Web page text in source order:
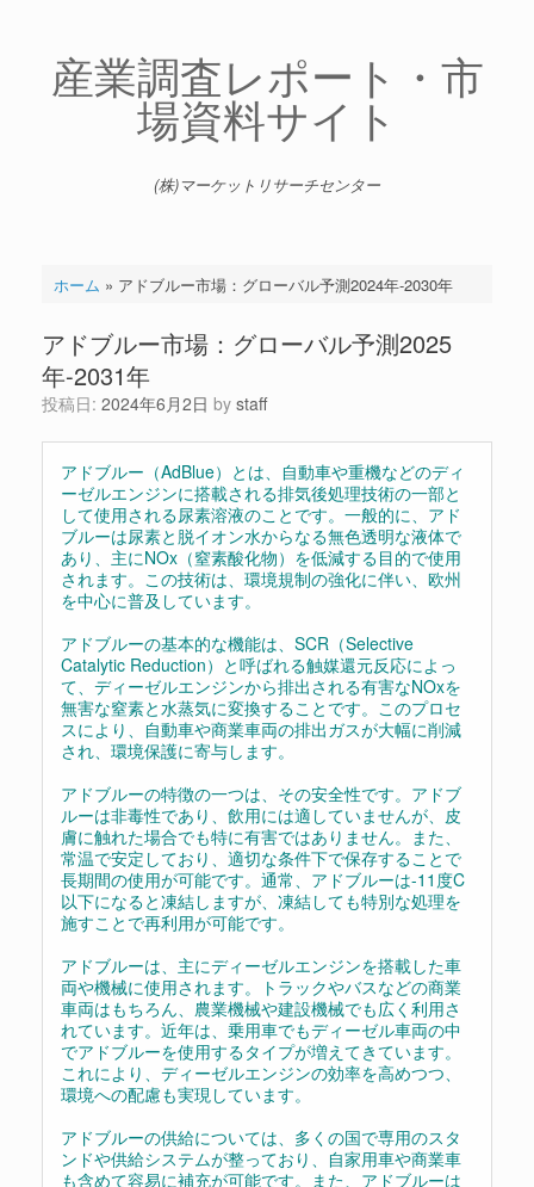
産業調査レポート・市
場資料サイト
(株)マーケットリサーチセンター
ホーム » アドブルー市場：グローバル予測2024年-2030年
アドブルー市場：グローバル予測2025
年-2031年
投稿日: 2024年6月2日 by staff
アドブルー（AdBlue）とは、自動車や重機などのディ
ーゼルエンジンに搭載される排気後処理技術の一部と
して使用される尿素溶液のことです。一般的に、アド
ブルーは尿素と脱イオン水からなる無色透明な液体で
あり、主にNOx（窒素酸化物）を低減する目的で使用
されます。この技術は、環境規制の強化に伴い、欧州
を中心に普及しています。
アドブルーの基本的な機能は、SCR（Selective
Catalytic Reduction）と呼ばれる触媒還元反応によっ
て、ディーゼルエンジンから排出される有害なNOxを
無害な窒素と水蒸気に変換することです。このプロセ
スにより、自動車や商業車両の排出ガスが大幅に削減
され、環境保護に寄与します。
アドブルーの特徴の一つは、その安全性です。アドブ
ルーは非毒性であり、飲用には適していませんが、皮
膚に触れた場合でも特に有害ではありません。また、
常温で安定しており、適切な条件下で保存することで
長期間の使用が可能です。通常、アドブルーは-11度C
以下になると凍結しますが、凍結しても特別な処理を
施すことで再利用が可能です。
アドブルーは、主にディーゼルエンジンを搭載した車
両や機械に使用されます。トラックやバスなどの商業
車両はもちろん、農業機械や建設機械でも広く利用さ
れています。近年は、乗用車でもディーゼル車両の中
でアドブルーを使用するタイプが増えてきています。
これにより、ディーゼルエンジンの効率を高めつつ、
環境への配慮も実現しています。
アドブルーの供給については、多くの国で専用のスタ
ンドや供給システムが整っており、自家用車や商業車
も含めて容易に補充が可能です。また、アドブルーは